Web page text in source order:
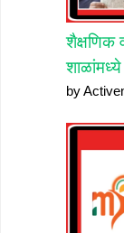
शैक्षणिक
by